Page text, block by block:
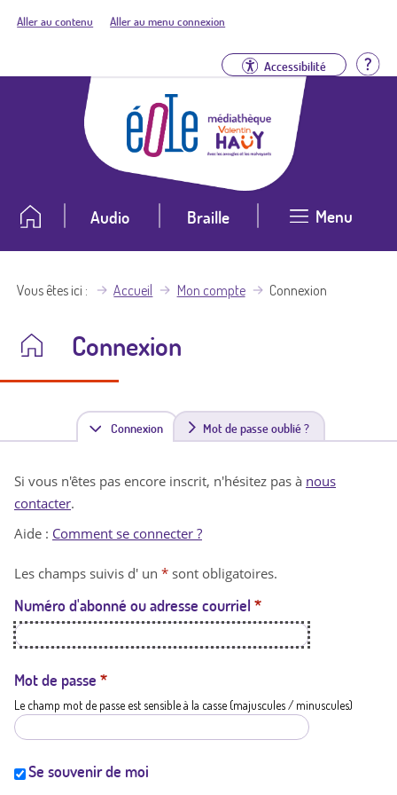
Aller au contenu Aller au menu connexion
Accessibilité
Audio Braille Menu
Vous êtes ici Accueil Mon compte Connexion
Connexion
Connexion(
n
t
a
t
i
Mot de passe oublié ?
Si vous n'êtes pas encore inscrit, n'hésitez pas à nous
contacter.
Aide : Comment se connecter ?
Les champs suivis d' un * sont obligatoires.
Numéro d'abonné ou adresse courriel *
Mot de passe *
Le champ mot de passe est sensible à la casse (majuscules / minuscules)
Se souvenir de moi